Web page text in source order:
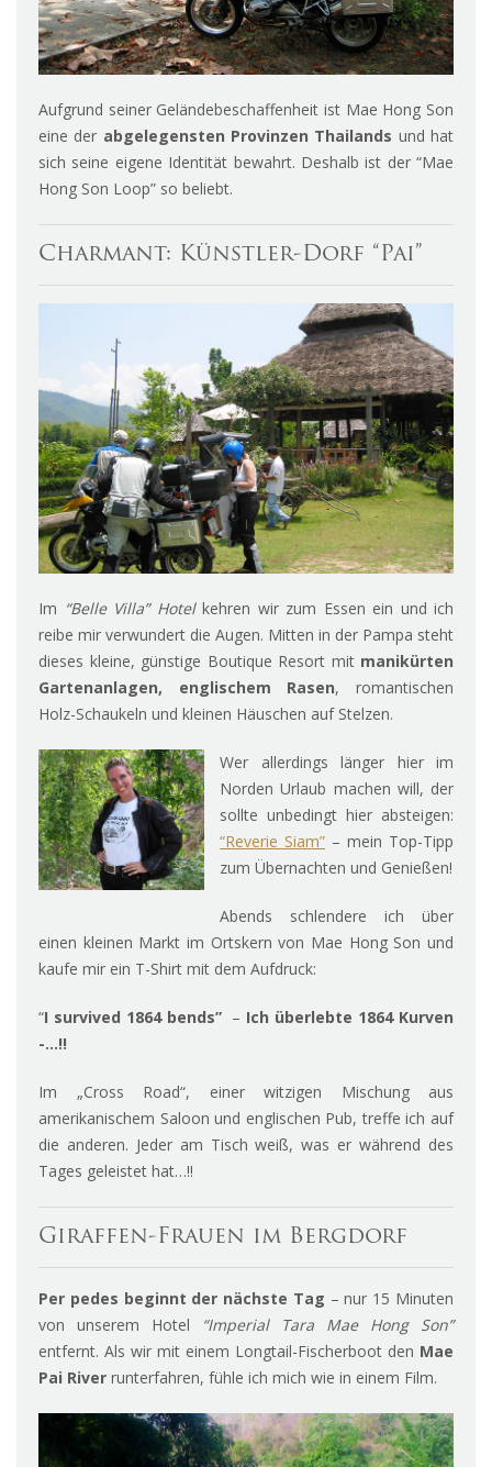
Aufgrund seiner Geländebeschaffenheit ist Mae Hong Son
eine der abgelegensten Provinzen Thailands und hat
sich seine eigene Identität bewahrt. Deshalb ist der “Mae
Hong Son Loop” so beliebt.
Charmant: Künstler-Dorf “Pai”
Im “Belle Villa” Hotelkehren wir zum Essen ein und ich
reibe mir verwundert die Augen. Mitten in der Pampa steht
dieses kleine, günstige Boutique Resort mit manikürten
Gartenanlagen, englischem Rasen, romantischen
Holz-Schaukeln und kleinen Häuschen auf Stelzen.
Wer allerdings länger hier im
Norden Urlaub machen will, der
sollte unbedingt hier absteigen:
“Reverie Siam” – mein Top-Tipp
zum Übernachten und Genießen!
Abends schlendere ich über
einen kleinen Markt im Ortskern von Mae Hong Son und
kaufe mir ein T-Shirt mit dem Aufdruck:
“I survived 1864 bends”– Ich überlebte 1864 Kurven
-…!!
Im „Cross Road“, einer witzigen Mischung aus
amerikanischem Saloon und englischen Pub, treffe ich auf
die anderen. Jeder am Tisch weiß, was er während des
Tages geleistet hat…!!
Giraffen-Frauen im Bergdorf
Per pedes beginnt der nächste Tag – nur 15 Minuten
von unserem Hotel
“Imperial Tara Mae Hong Son”
entfernt. Als wir mit einem Longtail-Fischerboot den Mae
Pai River runterfahren, fühle ich mich wie in einem Film.